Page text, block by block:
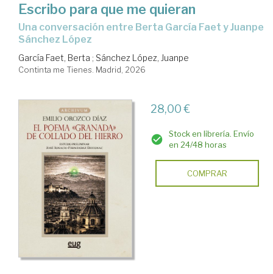
Escribo para que me quieran
Una conversación entre Berta García Faet y Juanpe
Sánchez López
García Faet, Berta ; Sánchez López, Juanpe
Continta me Tienes. Madrid, 2026
28,00 €
Stock en librería. Envío
en 24/48 horas
COMPRAR